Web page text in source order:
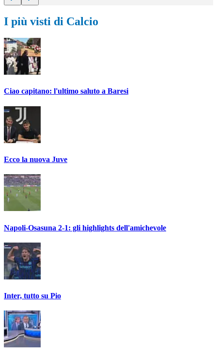
I più visti di Calcio
Ciao capitano: l'ultimo saluto a Baresi
Ecco la nuova Juve
Napoli-Osasuna 2-1: gli highlights dell'amichevole
Inter, tutto su Pio